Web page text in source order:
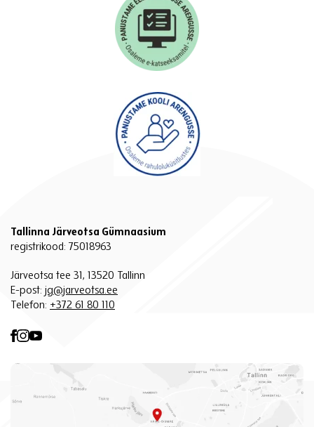
Tallinna Järveotsa Gümnaasium
registrikood: 75018963
Järveotsa tee 31, 13520 Tallinn
E-post: jg@jarveotsa.ee
Telefon: +372 61 80 110